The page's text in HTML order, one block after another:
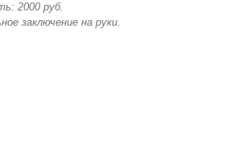
2000 руб.
заключение на руки.